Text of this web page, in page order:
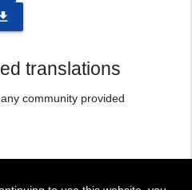
translations
community provided